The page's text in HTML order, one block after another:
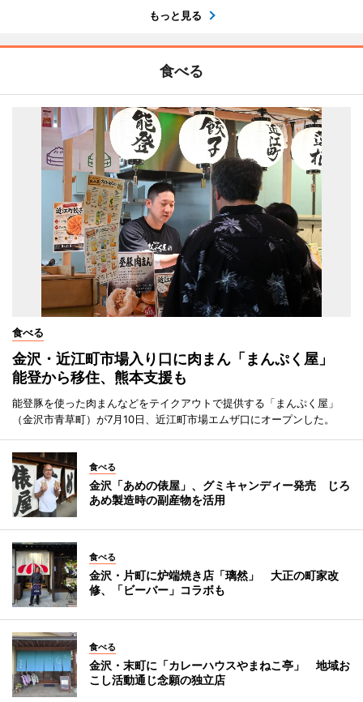
もっと見る
食べる
食べる
金沢・近江町市場入り口に肉まん「まんぷく屋」
能登から移住、熊本支援も
能登豚を使った肉まんなどをテイクアウトで提供する「まんぷく屋」
（金沢市青草町）が7月10日、近江町市場エムザ口にオープンした。
食べる
金沢「あめの俵屋」、グミキャンディー発売 じろ
あめ製造時の副産物を活用
食べる
金沢・片町に炉端焼き店「璃然」 大正の町家改
修、「ビーバー」コラボも
食べる
金沢・末町に「カレーハウスやまねこ亭」 地域お
こし活動通じ念願の独立店